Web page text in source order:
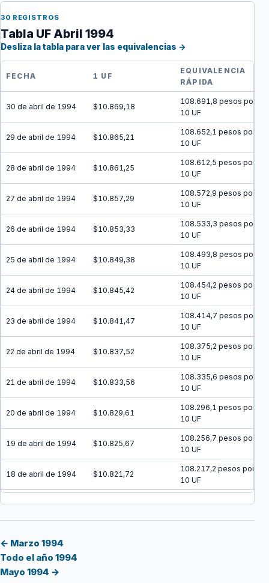
30 REGISTROS
Tabla UF Abril 1994
Desliza la tabla para ver las equivalencias →
FECHA 1 UF
EQUIVALENCIA
RÁPIDA
30 de abril de 1994 $10.869,18
108.691,8 pesos por
10 UF
29 de abril de 1994 $10.865,21
108.652,1 pesos por
10 UF
28 de abril de 1994 $10.861,25
108.612,5 pesos por
10 UF
27 de abril de 1994 $10.857,29
108.572,9 pesos por
10 UF
26 de abril de 1994 $10.853,33
108.533,3 pesos por
10 UF
25 de abril de 1994 $10.849,38
108.493,8 pesos por
10 UF
24 de abril de 1994 $10.845,42
108.454,2 pesos por
10 UF
23 de abril de 1994 $10.841,47
108.414,7 pesos por
10 UF
22 de abril de 1994 $10.837,52
108.375,2 pesos por
10 UF
21 de abril de 1994 $10.833,56
108.335,6 pesos por
10 UF
20 de abril de 1994 $10.829,61
108.296,1 pesos por
10 UF
19 de abril de 1994 $10.825,67
108.256,7 pesos por
10 UF
18 de abril de 1994 $10.821,72
108.217,2 pesos por
10 UF
17 de abril de 1994 $10.817,77
← Marzo 1994
Todo el año 1994
Mayo 1994 →